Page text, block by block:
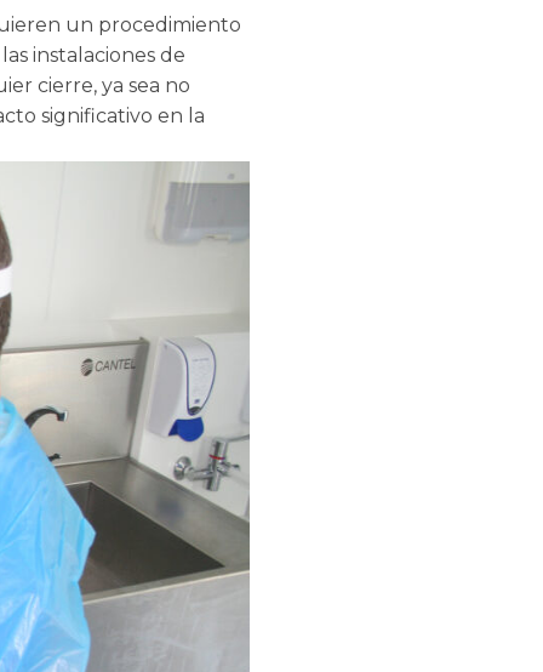
un procedimiento
instalaciones de
cierre, ya sea no
significativo en la